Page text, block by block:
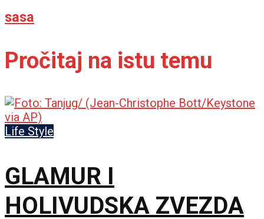
sasa
Pročitaj na istu temu
Life Style
GLAMUR I
HOLIVUDSKA ZVEZDA